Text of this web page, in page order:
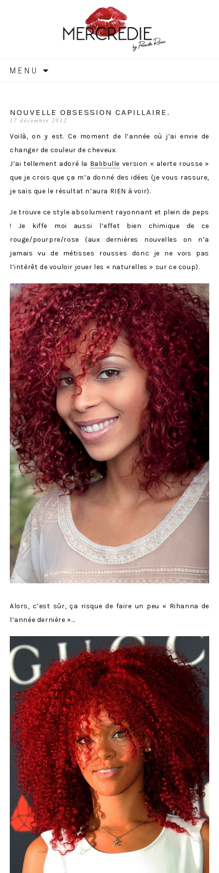
MERCREDIE
MENU
NOUVELLE OBSESSION CAPILLAIRE.
17 décembre 2012
Voilà, on y est. Ce moment de l’année où j’ai envie de
changer de couleur de cheveux.
J’ai tellement adoré la Balibulle version « alerte rousse »
que je crois que ça m’a donné des idées (je vous rassure,
je sais que le résultat n’aura RIEN à voir).
Je trouve ce style absolument rayonnant et plein de peps
! Je kiffe moi aussi l’effet bien chimique de ce
rouge/pourpre/rose (aux dernières nouvelles on n’a
jamais vu de métisses rousses donc je ne vois pas
l’intérêt de vouloir jouer les « naturelles » sur ce coup).
Alors, c’est sûr, ça risque de faire un peu « Rihanna de
l’année dernière »…